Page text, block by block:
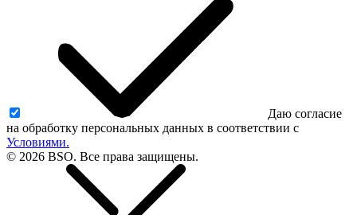
Даю согласие
на обработку персональных данных в соответствии с
Условиями.
© 2026 BSO. Все права защищены.